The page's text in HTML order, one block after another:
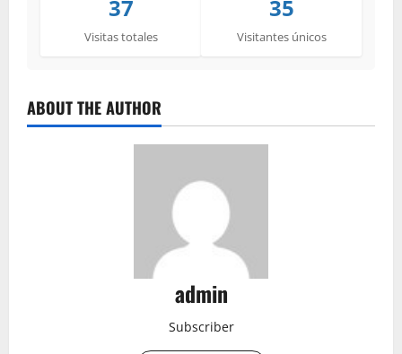
37
Visitas totales
35
Visitantes únicos
ABOUT THE AUTHOR
admin
Subscriber